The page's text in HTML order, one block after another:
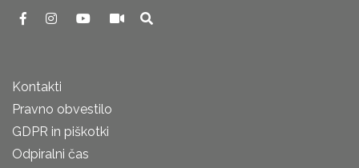
Kontakti
Pravno obvestilo
GDPR in piškotki
Odpiralni čas